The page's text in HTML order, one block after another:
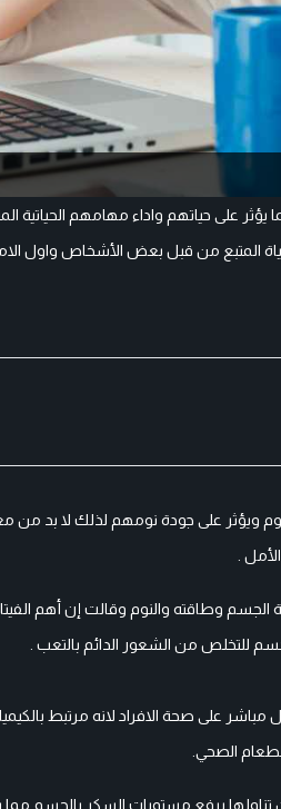
حياتهم واداء مهامهم الحياتية
المتبع من قبل بعض الأشخاص واول
.
للتخلص من الشعور الدائم بالتعب .
على صحة الافراد لانه مرتبط
الصحي.
يرفع مستويات السكر بالجسم مما